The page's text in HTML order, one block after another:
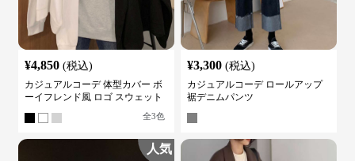
¥4,850 (税込)
カジュアルコーデ 体型カバー ボ
ーイフレンド風 ロゴ スウェット
全3色
¥3,300 (税込)
カジュアルコーデ ロールアップ
裾デニムパンツ
人気